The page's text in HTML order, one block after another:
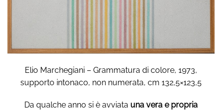
Elio Marchegiani – Grammatura di colore, 1973,
supporto intonaco, non numerata, cm 132,5×123,5
Da qualche anno si è avviata una vera e propria